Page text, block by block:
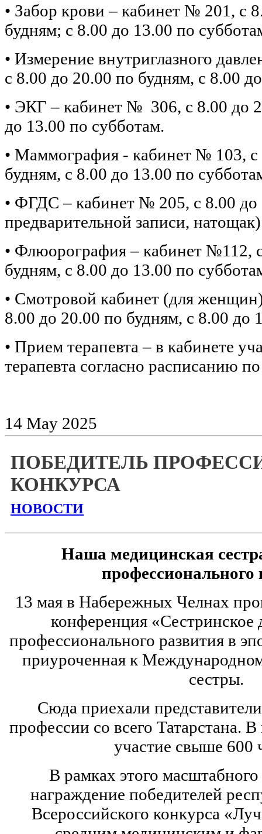
• Забор крови – кабинет № 201, с
будням; с 8.00 до 13.00 по
• Измерение внутриглазного
с 8.00 до 20.00 по будням, с 8.00
• ЭКГ – кабинет № 306, с 8.00 до
до 13.00 по субботам.
• Маммография - кабинет № 103, с
будням, с 8.00 до 13.00 по
• ФГДС – кабинет № 205, с 8.00 до
предварительной записи,
• Флюорография – кабинет №112,
будням, с 8.00 до 13.00 по
• Смотровой кабинет (для
8.00 до 20.00 по будням, с 8.00 до
• Прием терапевта – в кабинете
терапевта согласно расписанию
14 May 2025
ПОБЕДИТЕЛЬ
КОНКУРСА
НОВОСТИ
Наша медицинская
профессионального
13 мая в Набережных Челнах
конференция «Сестринское
профессионального развития в
приуроченная к
сестры.
Сюда приехали
профессии со всего Татарстана.
участие свыше 600
В рамках этого
награждение победителей
Всероссийского конкурса